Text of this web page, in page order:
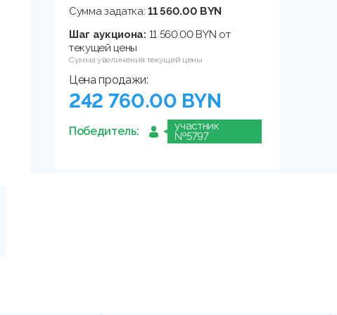
Сумма задатка:11 560.00 BYN
Шаг аукциона: 11 560.00 BYN от
текущей цены
Сумма увеличения текущей цены
Цена продажи:
242 760.00 BYN
Победитель:
участник
№5797